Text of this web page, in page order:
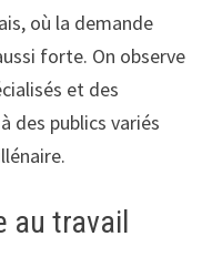
où la demande
forte. On observe
et des
des publics variés
au travail